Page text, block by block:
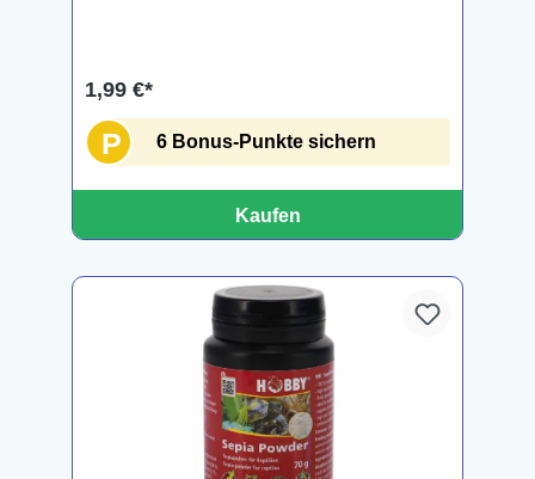
1,99 €*
P 6 Bonus-Punkte sichern
Kaufen